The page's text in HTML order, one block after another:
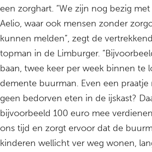
een zorghart. “We zijn nog bezig
Aelio, waar ook mensen zonder
kunnen melden”, zegt de
topman in de Limburger.
baan, twee keer per week binnen te
demente buurman. Even een praatje
geen bedorven eten in de ijskast?
bijvoorbeeld 100 euro mee
ons tijd en zorgt ervoor dat de
kinderen wellicht ver weg wonen,